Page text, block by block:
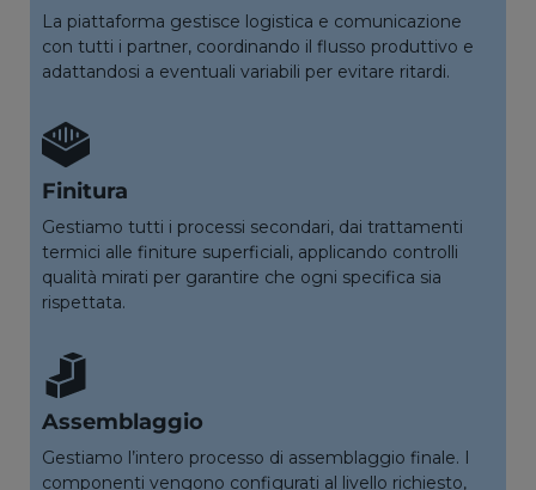
La piattaforma gestisce logistica e comunicazione
con tutti i partner, coordinando il flusso produttivo e
adattandosi a eventuali variabili per evitare ritardi.
Finitura
Gestiamo tutti i processi secondari, dai trattamenti
termici alle finiture superficiali, applicando controlli
qualità mirati per garantire che ogni specifica sia
rispettata.
Assemblaggio
Gestiamo l’intero processo di assemblaggio finale. I
componenti vengono configurati al livello richiesto,